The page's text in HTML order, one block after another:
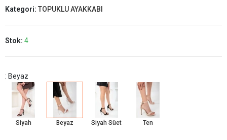
Kategori: TOPUKLU AYAKKABI
Stok: 4
: Beyaz
Siyah Beyaz Siyah Süet Ten